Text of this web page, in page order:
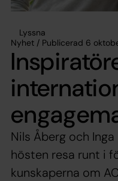
Lyssna
Nyhet / Publicerad 6
Nils Åberg och
hösten resa runt i
kunskaperna om